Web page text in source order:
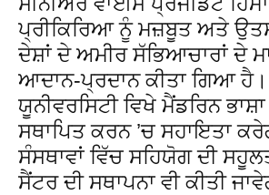
ਪ੍ਰੀਕਿਰਿਆ ਨੂੰ ਮਜ਼ਬੂਤ ਅਤੇ
ਦੇਸ਼ਾਂ ਦੇ ਅਮੀਰ ਸੱਭਿਆਚਾਰਾਂ ਦੇ
ਆਦਾਨ-ਪ੍ਰਦਾਨ ਕੀਤਾ ਗਿਆ
ਯੂਨੀਵਰਸਿਟੀ ਵਿਖੇ ਮੈਂਡਰਿਨ
ਸਥਾਪਿਤ ਕਰਨ ’ਚ ਸਹਾਇਤਾ
ਸੰਸਥਾਵਾਂ ਵਿੱਚ ਸਹਿਯੋਗ ਦੀ
ਸੈਂਟਰ ਦੀ ਸਥਾਪਨਾ ਵੀ ਕੀਤੀ